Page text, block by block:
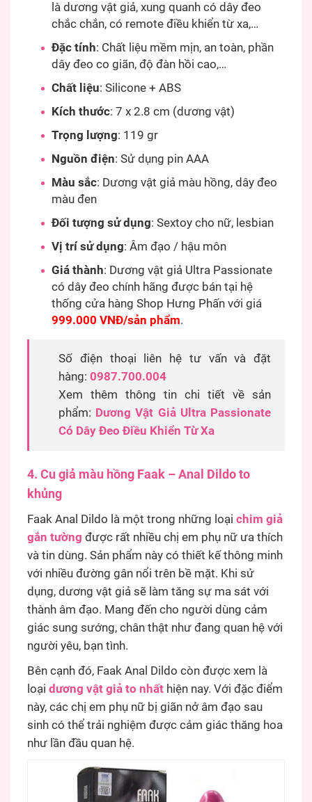
là dương vật giả, xung quanh có dây đeo
chắc chắn, có remote điều khiển từ xa,…
Đặc tính: Chất liệu mềm mịn, an toàn, phần
dây đeo co giãn, độ đàn hồi cao,…
Chất liệu: Silicone + ABS
Kích thước: 7 x 2.8 cm (dương vật)
Trọng lượng: 119 gr
Nguồn điện: Sử dụng pin AAA
Màu sắc: Dương vật giả màu hồng, dây đeo
màu đen
Đối tượng sử dụng: Sextoy cho nữ, lesbian
Vị trí sử dụng: Âm đạo / hậu môn
Giá thành: Dương vật giả Ultra Passionate
có dây đeo chính hãng được bán tại hệ
thống cửa hàng Shop Hưng Phấn với giá
999.000 VNĐ/sản phẩm.
Số điện thoại liên hệ tư vấn và đặt
hàng: 0987.700.004
Xem thêm thông tin chi tiết về sản
phẩm: Dương Vật Giả Ultra Passionate
Có Dây Đeo Điều Khiển Từ Xa
4. Cu giả màu hồng Faak – Anal Dildo to
khủng
Faak Anal Dildo là một trong những loại chim giả
gắn tường được rất nhiều chị em phụ nữ ưa thích
và tin dùng. Sản phẩm này có thiết kế thông minh
với nhiều đường gân nổi trên bề mặt. Khi sử
dụng, dương vật giả sẽ làm tăng sự ma sát với
thành âm đạo. Mang đến cho người dùng cảm
giác sung sướng, chân thật như đang quan hệ với
người yêu, bạn tình.
Bên cạnh đó, Faak Anal Dildo còn được xem là
loại dương vật giả to nhất hiện nay. Với đặc điểm
này, các chị em phụ nữ bị giãn nở âm đạo sau
sinh có thể trải nghiệm được cảm giác thăng hoa
như lần đầu quan hệ.